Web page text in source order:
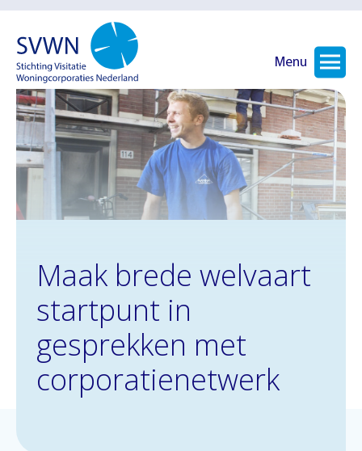
Menu
Maak brede welvaart
startpunt in
gesprekken met
corporatienetwerk